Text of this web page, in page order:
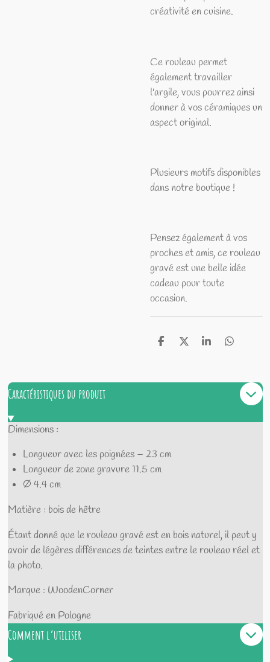
créativité en cuisine.
Ce rouleau permet
également travailler
l'argile, vous pourrez ainsi
donner à vos céramiques un
aspect original.
Plusieurs motifs disponibles
dans notre boutique !
Pensez également à vos
proches et amis, ce rouleau
gravé est une belle idée
cadeau pour toute
occasion.
P
a
P
a
P
a
P
a
Caractéristiques du produit
Dimensions :
Longueur avec les poignées – 23 cm
Longueur de zone gravure 11.5 cm
Ø 4.4 cm
Matière : bois de hêtre
Étant donné que le rouleau gravé est en bois naturel, il peut y
avoir de légères différences de teintes entre le rouleau réel et
la photo.
Marque : WoodenCorner
Fabriqué en Pologne
Comment l’utiliser